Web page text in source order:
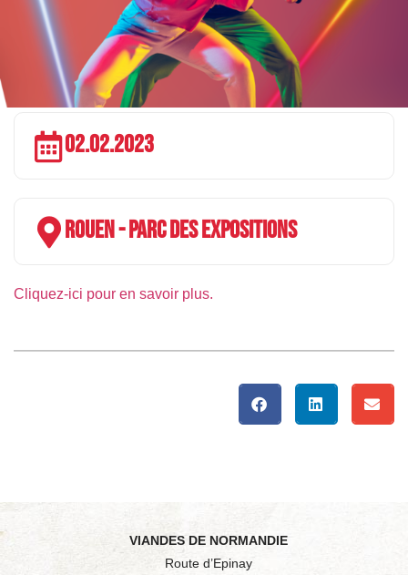
02.02.2023
Rouen - Parc des Expositions
Cliquez-ici pour en savoir plus.
VIANDES DE NORMANDIE
Route d’Epinay